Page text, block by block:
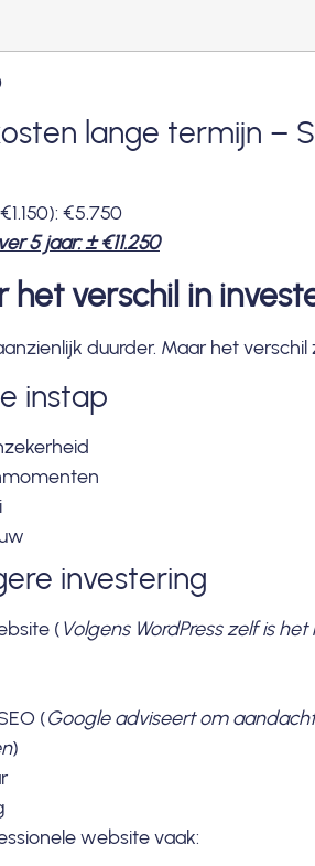
lange termijn –
€5.750
5 jaar: ± €11.250
het verschil in
duurder. Maar het
instap
investering
(Volgens WordPress zelf is
(Google adviseert om
)
website vaak: